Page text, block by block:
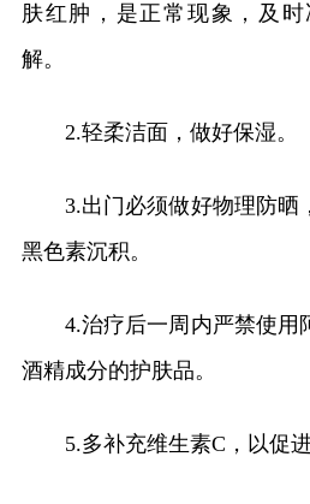
肤红肿，是正常现象，及
解。
2.轻柔洁面，做好保湿。
3.出门必须做好物理防晒
黑色素沉积。
4.治疗后一周内严禁使用
酒精成分的护肤品。
5.多补充维生素C，以促